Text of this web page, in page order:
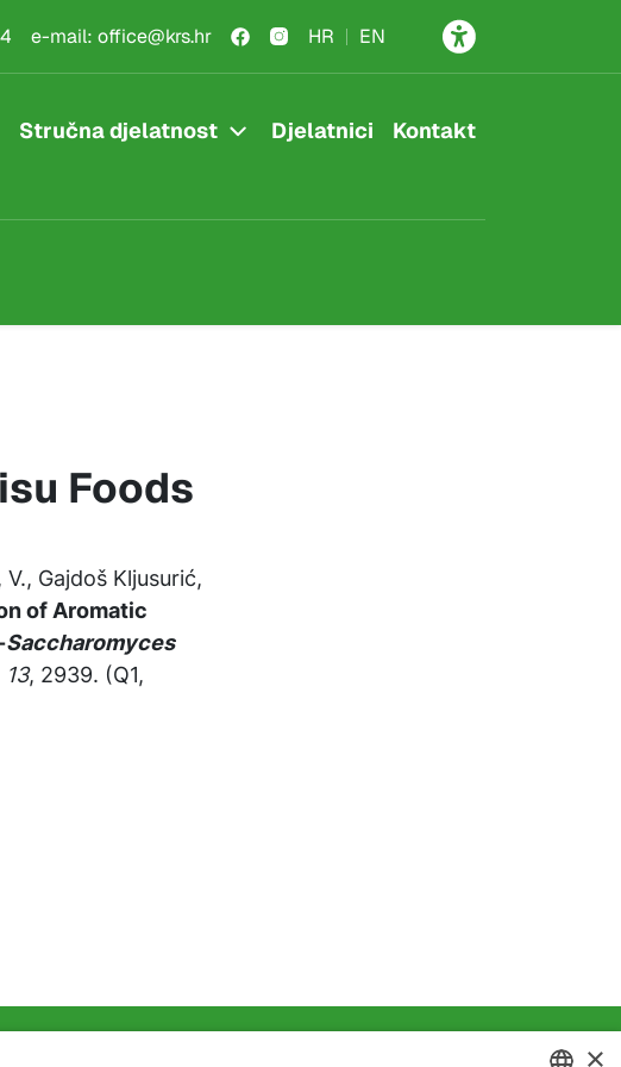
e-mail: office@krs.hr HR EN
Stručna djelatnost Djelatnici Kontakt
Foods
Gajdoš Kljusurić,
of Aromatic
Saccharomyces
13, 2939. (Q1,
×